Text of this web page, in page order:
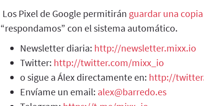
Los Pixel de Google permitirán guardar una
“respondamos” con el sistema automático.
Newsletter diaria: http://newsletter.mixx.io
Twitter: http://twitter.com/mixx_io
o sigue a Álex directamente en: http://
Envíame un email: alex@barredo.es